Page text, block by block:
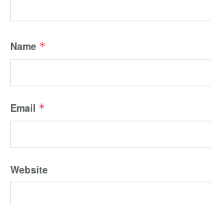
Name *
Email *
Website